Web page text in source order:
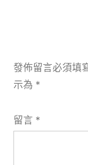
發佈留言必須填
示為 *
留言 *